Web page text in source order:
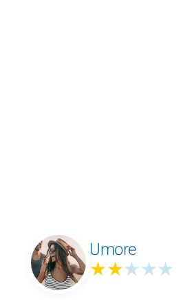
Umore
★★★★★